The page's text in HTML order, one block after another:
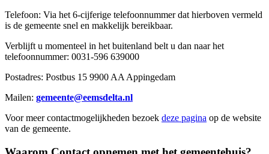
Telefoon: Via het 6-cijferige telefoonnummer dat hierboven vermeld
is de gemeente snel en makkelijk bereikbaar.
Verblijft u momenteel in het buitenland belt u dan naar het
telefoonnummer: 0031-596 639000
Postadres: Postbus 15 9900 AA Appingedam
Mailen: gemeente@eemsdelta.nl
Voor meer contactmogelijkheden bezoek deze pagina op de website
van de gemeente.